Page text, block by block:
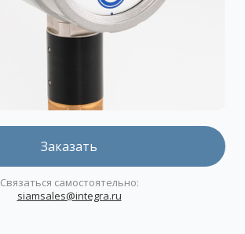
Заказать
Связаться самостоятельно:
siamsales@integra.ru